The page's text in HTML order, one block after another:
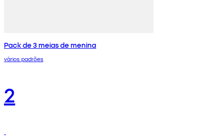
Pack de 3 meias de menina
vários padrões
2